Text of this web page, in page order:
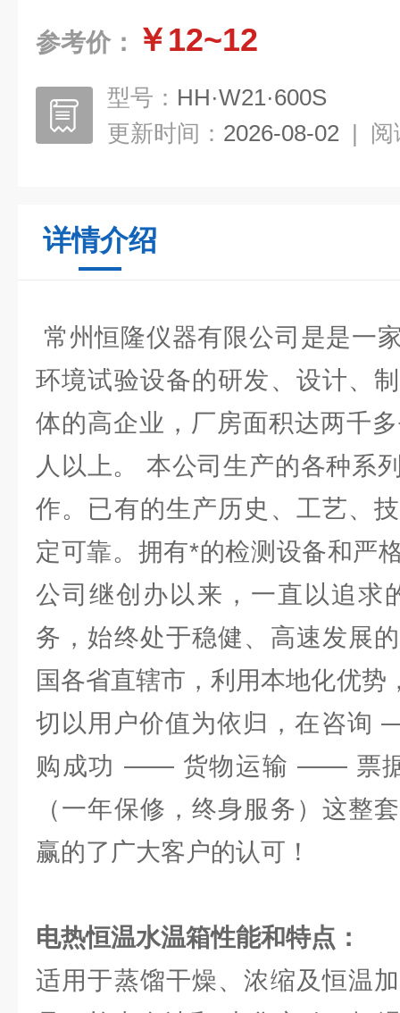
参考价： ￥12~12
型号： HH·W21·600S
更新时间： 2026-08-02 | 阅
详情介绍
常州恒隆仪器有限公司是是一
环境试验设备的研发、设计、
体的高企业，厂房面积达两千
人以上。 本公司生产的各种系
作。已有的生产历史、工艺、
定可靠。拥有*的检测设备和严
公司继创办以来，一直以追求
务，始终处于稳健、高速发展
国各省直辖市，利用本地化优势
切以用户价值为依归，在咨
购成功 —— 货物运输 —— 票
（一年保修，终身服务）这整
赢的了广大客户的认可！
电热恒温水温箱性能和特点：
适用于蒸馏干燥、浓缩及恒温